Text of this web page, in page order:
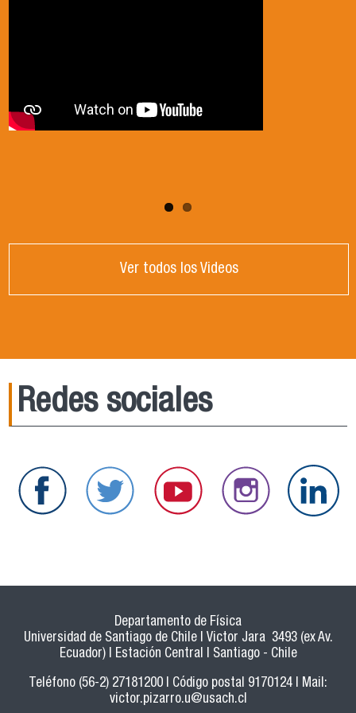
Ver todos los Videos
Redes sociales
Departamento de Física
Universidad de Santiago de Chile | Victor Jara 3493 (ex Av.
Ecuador) | Estación Central | Santiago - Chile
Teléfono (56-2) 27181200 | Código postal 9170124 | Mail:
victor.pizarro.u@usach.cl